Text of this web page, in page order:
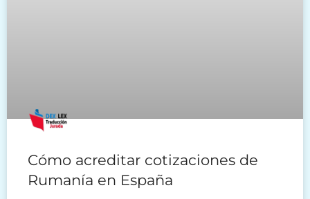
Cómo acreditar cotizaciones de
Rumanía en España